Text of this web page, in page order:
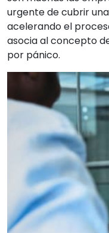
urgente de cubrir
acelerando el
asocia al concepto
por pánico.